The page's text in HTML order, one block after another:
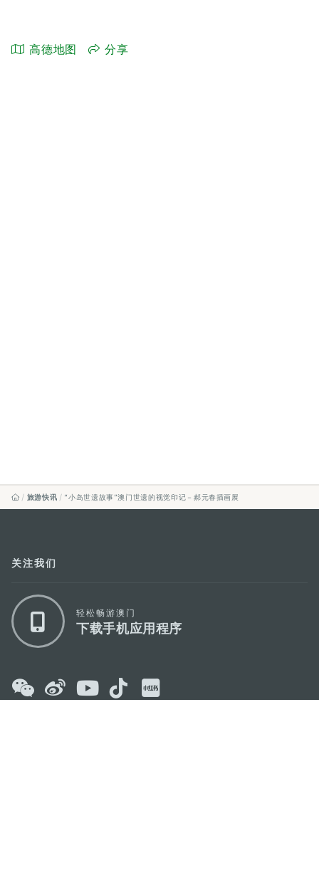
高德地图 分享
旅游快讯 “小岛世遗故事”澳门世遗的视觉印记－郝元春插画展
关注我们
轻松畅游澳门
下载手机应用程序